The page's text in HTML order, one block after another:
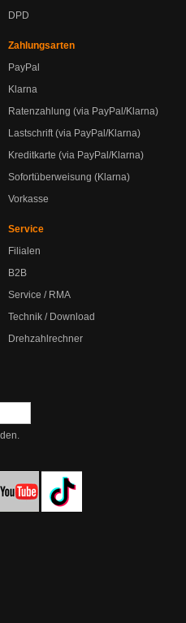
DPD
Zahlungsarten
PayPal
Klarna
Ratenzahlung (via PayPal/Klarna)
Lastschrift (via PayPal/Klarna)
Kreditkarte (via PayPal/Klarna)
Sofortüberweisung (Klarna)
Vorkasse
Service
Filialen
B2B
Service / RMA
Technik / Download
Drehzahlrechner